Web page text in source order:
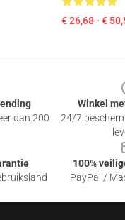
€ 26,68 - €
dan 200
Winkel
24/7
100%
PayPal /